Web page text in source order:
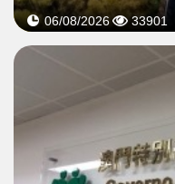
06/08/2026 33901